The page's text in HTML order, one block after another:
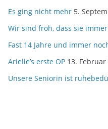
Es ging nicht mehr 5.
Wir sind froh, dass sie
Fast 14 Jahre und immer
Arielle’s erste OP 13. Februar
Unsere Seniorin ist